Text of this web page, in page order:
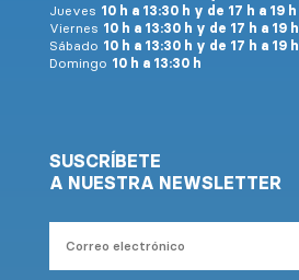
Jueves 10 h a 13:30 h y de 17 h a 19 h
Viernes 10 h a 13:30 h y de 17 h a 19 h
Sábado 10 h a 13:30 h y de 17 h a 19 h
Domingo 10 h a 13:30 h
SUSCRÍBETE
A NUESTRA NEWSLETTER
electrónico